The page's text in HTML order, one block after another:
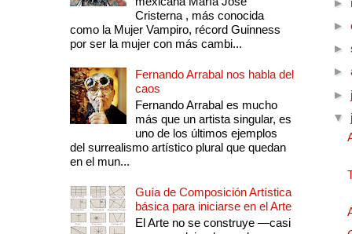
Cristerna , más conocida
como la Mujer Vampiro, récord Guinness
por ser la mujer con más cambi...
Fernando Arrabal nos habla del
caos
Fernando Arrabal es mucho
más que un artista singular, es
uno de los últimos ejemplos
del surrealismo artístico plural que quedan
en el mun...
Guía de Composición Artística
básica para iniciarse en el Arte
El Arte no se construye —casi
►
►
►
►
▼